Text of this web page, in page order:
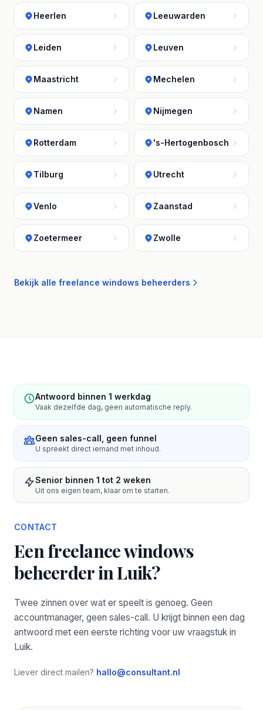
Heerlen Leeuwarden
Leiden Leuven
Maastricht Mechelen
Namen Nijmegen
Rotterdam 's-Hertogenbosch
Tilburg Utrecht
Venlo Zaanstad
Zoetermeer Zwolle
Bekijk alle freelance windows beheerders
Antwoord binnen 1 werkdag
Vaak dezelfde dag, geen automatische reply.
Geen sales-call, geen funnel
U spreekt direct iemand met inhoud.
Senior binnen 1 tot 2 weken
Uit ons eigen team, klaar om te starten.
CONTACT
Een freelance windows
beheerder in Luik?
Twee zinnen over wat er speelt is genoeg. Geen
accountmanager, geen sales-call. U krijgt binnen een dag
antwoord met een eerste richting voor uw vraagstuk in
Luik.
Liever direct mailen? hallo@consultant.nl